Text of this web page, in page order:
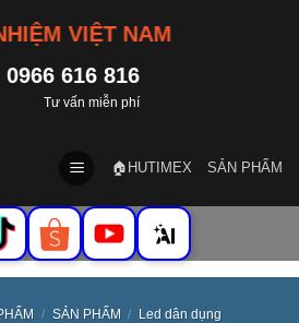
VIỆT NAM
0966 616 816
Tư vấn miễn phí
🏠HUTIMEX SẢN PHẨM
/ SẢN PHẨM / Led dân dụng